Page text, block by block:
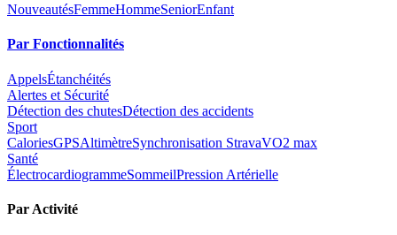
NouveautésFemmeHommeSeniorEnfant
Par Fonctionnalités
AppelsÉtanchéités
Alertes et Sécurité
Détection des chutesDétection des accidents
Sport
CaloriesGPSAltimètreSynchronisation StravaVO2 max
Santé
ÉlectrocardiogrammeSommeilPression Artérielle
Par Activité